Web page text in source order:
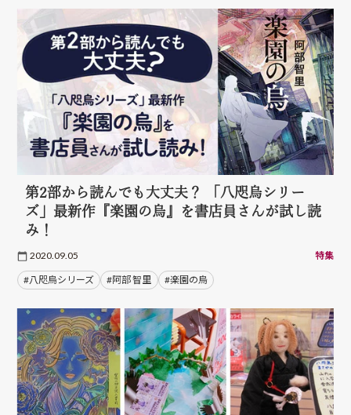
第2部から読んでも大丈夫？ 「八咫烏シリー
ズ」最新作『楽園の烏』を書店員さんが試し読
み！
2020.09.05 特集
#八咫烏シリーズ #阿部 智里 #楽園の烏